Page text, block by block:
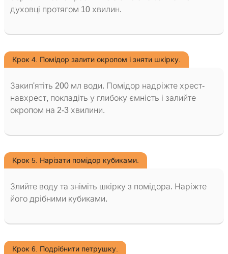
духовці протягом 10 хвилин.
Крок 4. Помідор залити окропом і зняти шкірку.
Закип'ятіть 200 мл води. Помідор надріжте хрест-
навхрест, покладіть у глибоку ємність і залийте
окропом на 2-3 хвилини.
Крок 5. Нарізати помідор кубиками.
Злийте воду та зніміть шкірку з помідора. Наріжте
його дрібними кубиками.
Крок 6. Подрібнити петрушку.